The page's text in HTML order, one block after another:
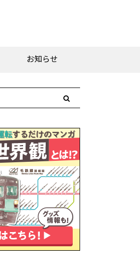
お知らせ